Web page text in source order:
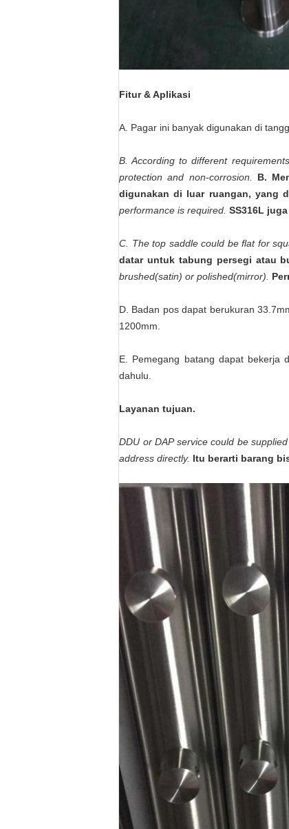
Fitur & Aplikasi
A. Pagar ini banyak digunakan di
B. According to different
protection and non-corrosion.
B.
digunakan di luar ruangan, yang
performance is required. SS316L
C. The top saddle could be flat for
datar untuk tabung persegi atau
brushed(satin) or polished(mirror).
D. Badan pos dapat berukuran
1200mm.
E. Pemegang batang dapat bekerja
dahulu.
Layanan tujuan.
DDU or DAP service could be
address directly. Itu berarti barang